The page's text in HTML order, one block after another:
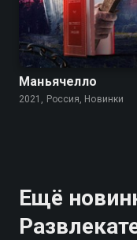
Маньячелло
2021, Россия, Новинки
Ещё